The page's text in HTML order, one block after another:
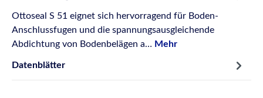
Ottoseal S 51 eignet sich hervorragend für Boden-
Anschlussfugen und die spannungsausgleichende
Abdichtung von Bodenbelägen a… Mehr
Datenblätter